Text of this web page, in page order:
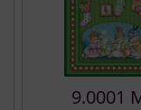
9.0001